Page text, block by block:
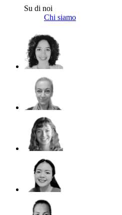
Su di noi
Chi siamo